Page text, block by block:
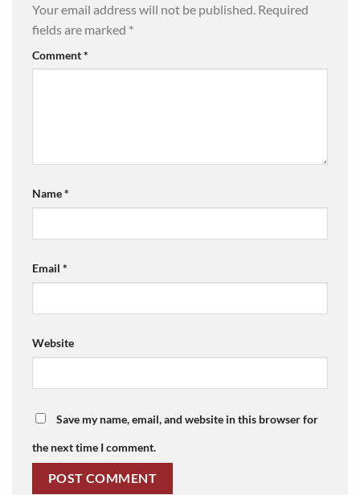
Your email address will not be published. Required
fields are marked *
Comment*
Name*
Email *
Website
Save my name, email, and website in this browser for
the next time I comment.